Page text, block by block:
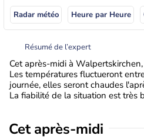
Radar météo Heure par Heure
Résumé de l’expert
Cet après-midi à
Les températures fluctueront
journée, elles seront chaudes
La fiabilité de la situation est très
Cet après-midi